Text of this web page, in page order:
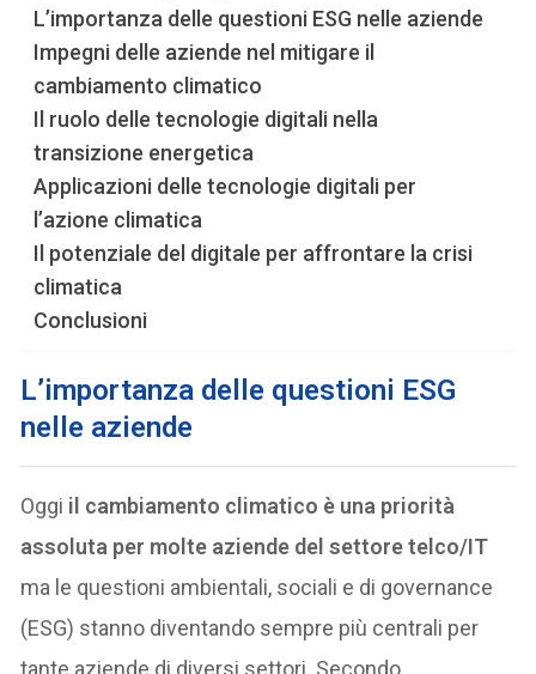
L’importanza delle questioni ESG nelle aziende
Impegni delle aziende nel mitigare il
cambiamento climatico
Il ruolo delle tecnologie digitali nella
transizione energetica
Applicazioni delle tecnologie digitali per
l’azione climatica
Il potenziale del digitale per affrontare la crisi
climatica
Conclusioni
L’importanza delle questioni ESG
nelle aziende
Oggi il cambiamento climatico è una priorità
assoluta per molte aziende del settore telco/IT
ma le questioni ambientali, sociali e di governance
(ESG) stanno diventando sempre più centrali per
tante aziende di diversi settori. Secondo